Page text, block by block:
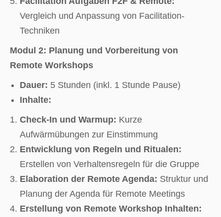
Vergleich und Anpassung von Facilitation-
Techniken
Modul 2: Planung und Vorbereitung von
Remote Workshops
Dauer: 5 Stunden (inkl. 1 Stunde Pause)
Inhalte:
Check-In und Warmup: Kurze
Aufwärmübungen zur Einstimmung
Entwicklung von Regeln und Ritualen:
Erstellen von Verhaltensregeln für die Gruppe
Elaboration der Remote Agenda: Struktur und
Planung der Agenda für Remote Meetings
Erstellung von Remote Workshop Inhalten: